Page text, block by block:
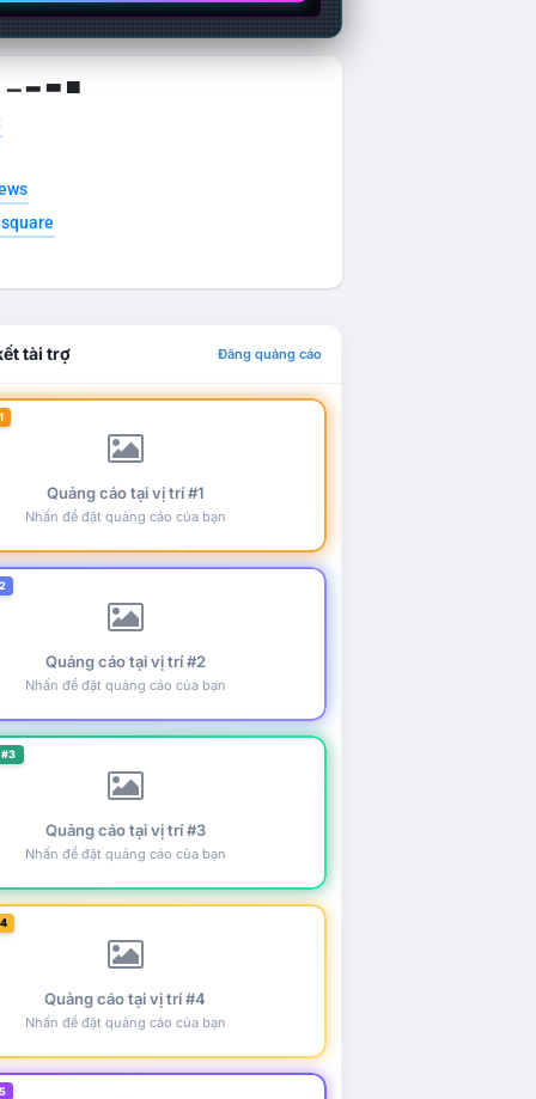
▁ ▂ ▃ ▄
tài trợ Đăng quảng cáo
Quảng cáo tại vị trí #1
Nhấn để đặt quảng cáo của bạn
Quảng cáo tại vị trí #2
Nhấn để đặt quảng cáo của bạn
Quảng cáo tại vị trí #3
Nhấn để đặt quảng cáo của bạn
Quảng cáo tại vị trí #4
Nhấn để đặt quảng cáo của bạn